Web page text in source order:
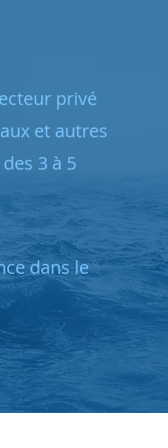
privé
et autres
3 à 5
dans le